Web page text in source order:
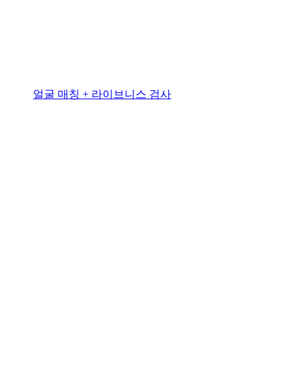
얼굴 매칭 + 라이브니스 검사